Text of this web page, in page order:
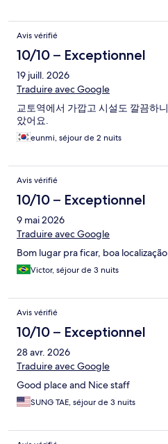
Avis vérifié
10/10 – Exceptionnel
19 juill. 2026
Traduire avec Google
교토역에서 가깝고 시설도 깔끔하
았어요.
eunmi, séjour de 2 nuits
Avis vérifié
10/10 – Exceptionnel
9 mai 2026
Traduire avec Google
Bom lugar pra ficar, boa
Victor, séjour de 3 nuits
Avis vérifié
10/10 – Exceptionnel
28 avr. 2026
Traduire avec Google
Good place and Nice staff
SUNG TAE, séjour de 3 nuits